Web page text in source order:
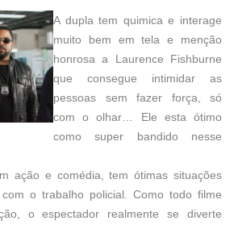
A dupla tem quimica e interage
muito bem em tela e menção
honrosa a Laurence Fishburne
que consegue intimidar as
pessoas sem fazer força, só
com o olhar… Ele esta ótimo
como super bandido nesse
ação e comédia, tem ótimas situações
o trabalho policial. Como todo filme
o espectador realmente se diverte